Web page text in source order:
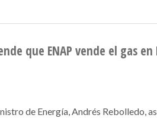
que ENAP vende el gas
de Energía, Andrés Rebolledo,